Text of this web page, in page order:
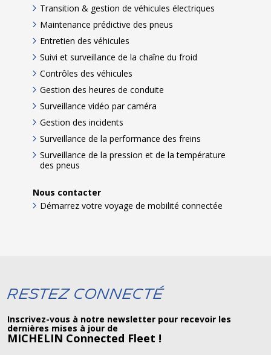
Transition & gestion de véhicules électriques
Maintenance prédictive des pneus
Entretien des véhicules
Suivi et surveillance de la chaîne du froid
Contrôles des véhicules
Gestion des heures de conduite
Surveillance vidéo par caméra
Gestion des incidents
Surveillance de la performance des freins
Surveillance de la pression et de la température
des pneus
Nous contacter
Démarrez votre voyage de mobilité connectée
Restez connecté
Inscrivez-vous à notre newsletter pour recevoir les
dernières mises à jour de
MICHELIN Connected Fleet !